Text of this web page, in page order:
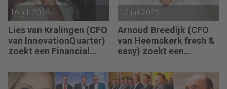
16 juli 2026
Lies van Kralingen (CFO
van InnovationQuarter)
zoekt een Financial
betekent dat de
rapportagecyclus
12 juli 2026
Arnoud Breedijk (CFO
van Heemskerk fresh &
easy) zoekt een
Finance Controller: “De
transitie van ons